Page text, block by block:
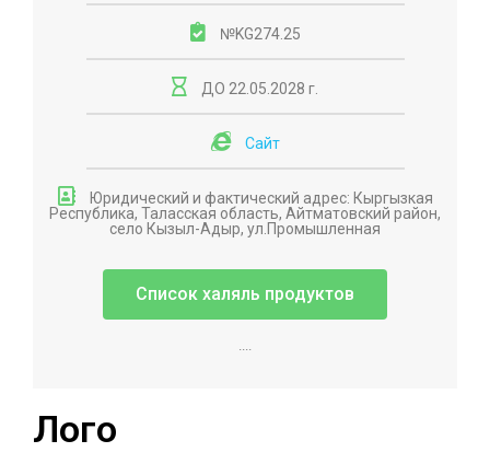
№KG274.25
ДО 22.05.2028 г.
Сайт
Юридический и фактический адрес: Кыргызкая
Республика, Таласская область, Айтматовский район,
село Кызыл-Адыр, ул.Промышленная
Список халяль продуктов
....
Лого